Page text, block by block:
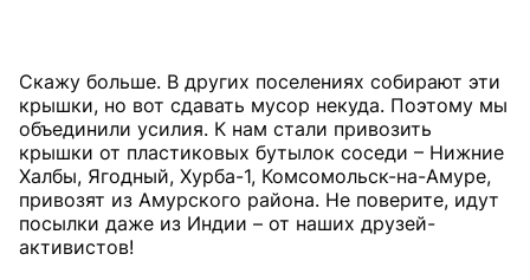
Скажу больше. В других поселениях собирают эти
крышки, но вот сдавать мусор некуда. Поэтому мы
объединили усилия. К нам стали привозить
крышки от пластиковых бутылок соседи – Нижние
Халбы, Ягодный, Хурба-1, Комсомольск-на-Амуре,
привозят из Амурского района. Не поверите, идут
посылки даже из Индии – от наших друзей-
активистов!